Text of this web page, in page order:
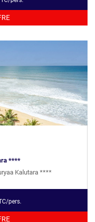
****
Kalutara ****
pers.